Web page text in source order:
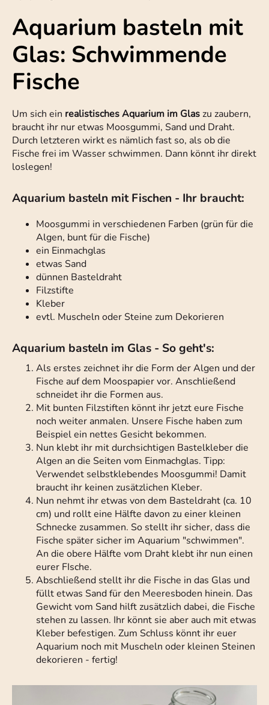
Aquarium basteln mit
Glas: Schwimmende
Fische
Um sich ein realistisches Aquarium im Glaszu zaubern,
braucht ihr nur etwas Moosgummi, Sand und Draht.
Durch letzteren wirkt es nämlich fast so, als ob die
Fische frei im Wasser schwimmen. Dann könnt ihr direkt
loslegen!
Aquarium basteln mit Fischen - Ihr braucht:
Moosgummi in verschiedenen Farben (grün für die
Algen, bunt für die Fische)
ein Einmachglas
etwas Sand
dünnen Basteldraht
Filzstifte
Kleber
evtl. Muscheln oder Steine zum Dekorieren
Aquarium basteln im Glas - So geht's:
Als erstes zeichnet ihr die Form der Algen und der
Fische auf dem Moospapier vor. Anschließend
schneidet ihr die Formen aus.
Mit bunten Filzstiften könnt ihr jetzt eure Fische
noch weiter anmalen. Unsere Fische haben zum
Beispiel ein nettes Gesicht bekommen.
Nun klebt ihr mit durchsichtigen Bastelkleber die
Algen an die Seiten vom Einmachglas. Tipp:
Verwendet selbstklebendes Moosgummi! Damit
braucht ihr keinen zusätzlichen Kleber.
Nun nehmt ihr etwas von dem Basteldraht (ca. 10
cm) und rollt eine Hälfte davon zu einer kleinen
Schnecke zusammen. So stellt ihr sicher, dass die
Fische später sicher im Aquarium "schwimmen".
An die obere Hälfte vom Draht klebt ihr nun einen
eurer FIsche.
Abschließend stellt ihr die Fische in das Glas und
füllt etwas Sand für den Meeresboden hinein. Das
Gewicht vom Sand hilft zusätzlich dabei, die Fische
stehen zu lassen. Ihr könnt sie aber auch mit etwas
Kleber befestigen. Zum Schluss könnt ihr euer
Aquarium noch mit Muscheln oder kleinen Steinen
dekorieren - fertig!